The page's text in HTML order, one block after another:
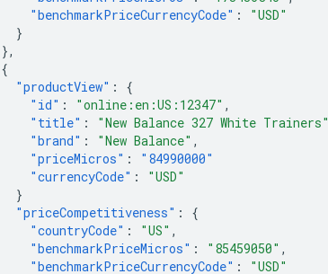
"benchmarkPriceCurrencyCode" :
"USD"
}
},
{
"productView" :
{
"id" : "online:en:US:12347" ,
"title" : "New Balance 327 White Trainers"
"brand" : "New Balance" ,
"priceMicros" :
"84990000"
"currencyCode" :
"USD"
}
"priceCompetitiveness" :
{
"countryCode" : "US" ,
"benchmarkPriceMicros" : "85459050" ,
"benchmarkPriceCurrencyCode" :
"USD"